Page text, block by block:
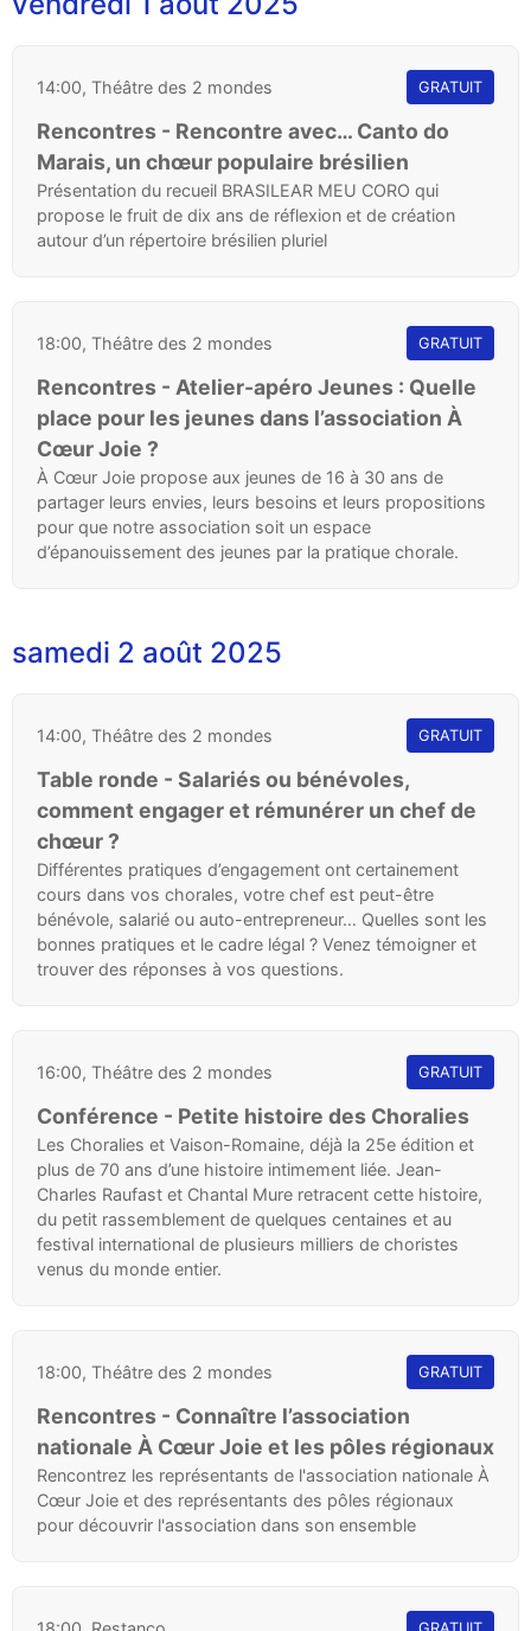
14:00, Théâtre des 2 mondes GRATUIT
Rencontres - Rencontre avec… Canto do
Marais, un chœur populaire brésilien
Présentation du recueil BRASILEAR MEU CORO qui
propose le fruit de dix ans de réflexion et de création
autour d’un répertoire brésilien pluriel
18:00, Théâtre des 2 mondes GRATUIT
Rencontres - Atelier-apéro Jeunes : Quelle
place pour les jeunes dans l’association À
Cœur Joie ?
À Cœur Joie propose aux jeunes de 16 à 30 ans de
partager leurs envies, leurs besoins et leurs propositions
pour que notre association soit un espace
d’épanouissement des jeunes par la pratique chorale.
samedi 2 août 2025
14:00, Théâtre des 2 mondes GRATUIT
Table ronde - Salariés ou bénévoles,
comment engager et rémunérer un chef de
chœur ?
Différentes pratiques d’engagement ont certainement
cours dans vos chorales, votre chef est peut-être
bénévole, salarié ou auto-entrepreneur… Quelles sont les
bonnes pratiques et le cadre légal ? Venez témoigner et
trouver des réponses à vos questions.
16:00, Théâtre des 2 mondes GRATUIT
Conférence - Petite histoire des Choralies
Les Choralies et Vaison-Romaine, déjà la 25e édition et
plus de 70 ans d’une histoire intimement liée. Jean-
Charles Raufast et Chantal Mure retracent cette histoire,
du petit rassemblement de quelques centaines et au
festival international de plusieurs milliers de choristes
venus du monde entier.
18:00, Théâtre des 2 mondes GRATUIT
Rencontres - Connaître l’association
nationale À Cœur Joie et les pôles régionaux
Rencontrez les représentants de l'association nationale À
Cœur Joie et des représentants des pôles régionaux
pour découvrir l'association dans son ensemble